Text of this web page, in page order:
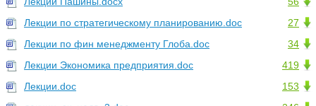
27
Лекции по стратегическому планированию.doc
34
Лекции по фин менеджменту Глоба.doc
419
Лекции Экономика предприятия.doc
153
Лекции.doc